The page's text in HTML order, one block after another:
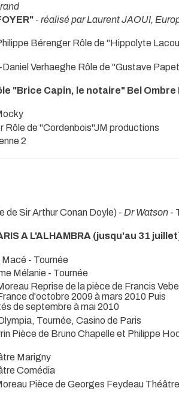
- réalisé par Laurent JAOUI,
Bérenger Rôle de "Hippolyte
Daniel Verhaeghe Rôle de "Gustave
"Brice Capin, le notaire" Bel Ombre
Rôle de "Cordenbois"JM productions
2
de Sir Arthur Conan Doyle) - Dr Watson -
A L'ALHAMBRA (jusqu'au 31
Macé - Tournée
Mélanie - Tournée
Reprise de la pièce de Francis
d'octobre 2009 à mars 2010 Puis
de septembre à mai 2010
Tournée, Casino de Paris
Pièce de Bruno Chapelle et Philippe
Marigny
Comédia
Pièce de Georges Feydeau